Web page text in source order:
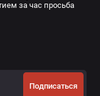
за час просьба
Подписаться